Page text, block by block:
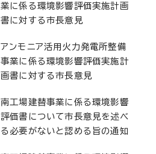
業に係る環境影響評価実施計画
書に対する市長意見
アンモニア活用火力発電所整備
事業に係る環境影響評価実施計
画書に対する市長意見
南工場建替事業に係る環境影響
評価書について市長意見を述べ
る必要がないと認める旨の通知